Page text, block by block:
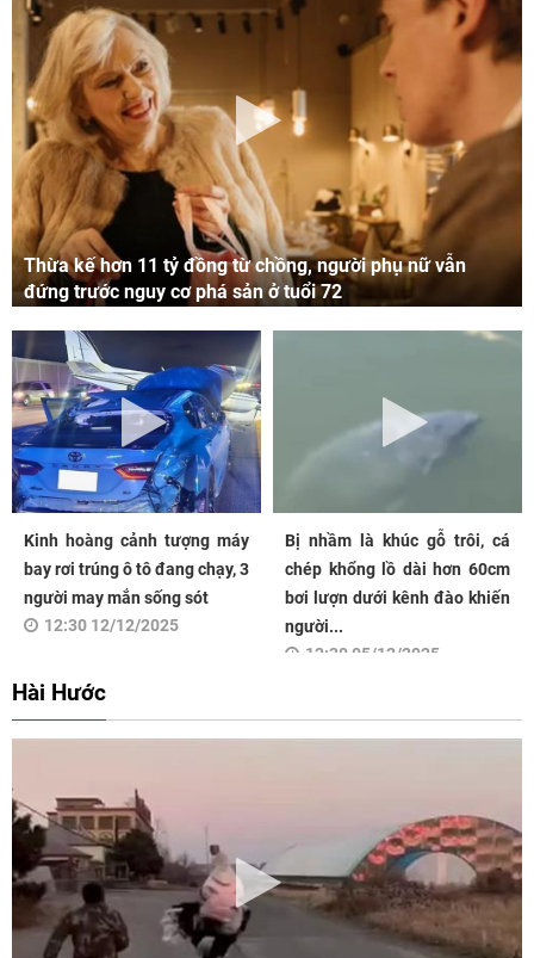
Thừa kế hơn 11 tỷ đồng từ chồng, người phụ nữ vẫn
đứng trước nguy cơ phá sản ở tuổi 72
Kinh hoàng cảnh tượng máy
bay rơi trúng ô tô đang chạy, 3
người may mắn sống sót
12:30 12/12/2025
Bị nhầm là khúc gỗ trôi, cá
chép khổng lồ dài hơn 60cm
bơi lượn dưới kênh đào khiến
người...
12:30 05/12/2025
Hài Hước